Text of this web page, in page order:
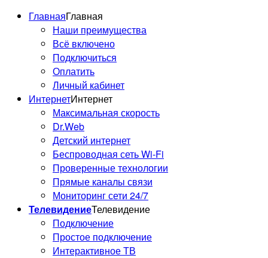
ГлавнаяГлавная
Наши преимущества
Всё включено
Подключиться
Оплатить
Личный кабинет
ИнтернетИнтернет
Максимальная скорость
Dr.Web
Детский интернет
Беспроводная сеть Wi-Fi
Проверенные технологии
Прямые каналы связи
Мониторинг сети 24/7
ТелевидениеТелевидение
Подключение
Простое подключение
Интерактивное ТВ